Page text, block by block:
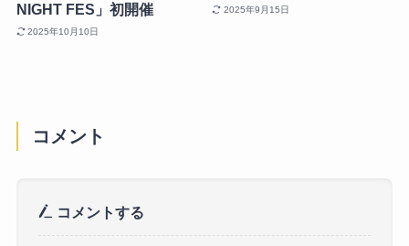
NIGHT FES」初開催
2025年10月10日
2025年9月15日
コメント
コメントする